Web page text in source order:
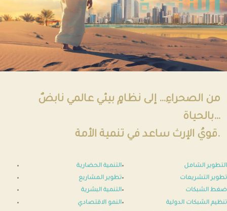
من الصحراءِ… إلى نظامٍ بيئي عالمي نابضٌ
بالحياة…
قويُ الإرث ساعد في تنمية الأمة.
التنمية الحضارية
تطوير المشاريع
التنمية البشرية
النمو الاقتصادي
التطوير الشامل
تطوير التشريعات
ضغط الشبكات
تنظيم الشبكات الدولية